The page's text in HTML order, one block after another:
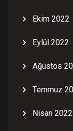
Ekim 2022
Eylül 2022
Ağustos
Temmuz
Nisan 2022